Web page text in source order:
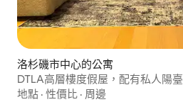
洛杉磯市中心的公寓
DTLA高層樓度假屋，配有私人陽臺
地點 · 性價比 · 周邊